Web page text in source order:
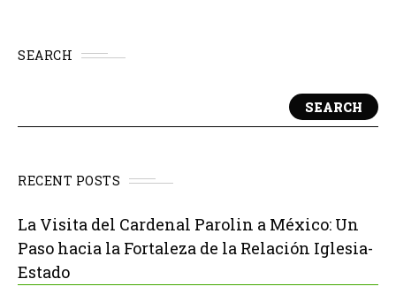
SEARCH
SEARCH
RECENT POSTS
La Visita del Cardenal Parolin a México: Un
Paso hacia la Fortaleza de la Relación Iglesia-
Estado